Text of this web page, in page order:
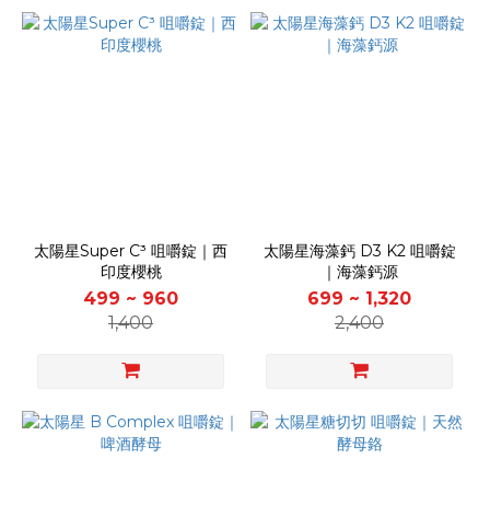
太陽星Super C³ 咀嚼錠｜西
印度櫻桃
499 ~ 960
1,400
太陽星海藻鈣 D3 K2 咀嚼錠
｜海藻鈣源
699 ~ 1,320
2,400